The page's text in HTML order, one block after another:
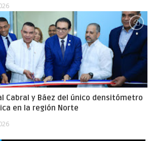
Cabral y Báez del único densitómetro
en la región Norte